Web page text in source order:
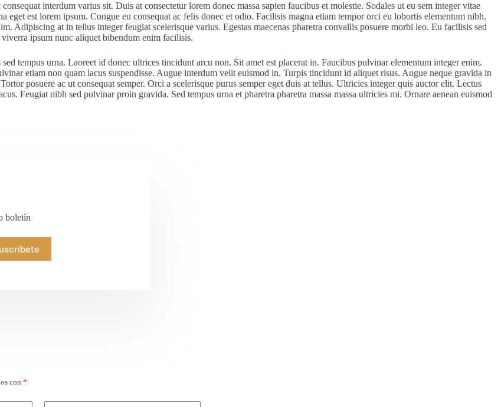
interdum varius sit. Duis at consectetur lorem donec massa sapien faucibus et molestie. Sodales ut eu sem integer vitae
est lorem ipsum. Congue eu consequat ac felis donec et odio. Facilisis magna etiam tempor orci eu lobortis elementum nibh.
Adipiscing at in tellus integer feugiat scelerisque varius. Egestas maecenas pharetra convallis posuere morbi leo. Eu facilisis sed
ipsum nunc aliquet bibendum enim facilisis.
tempus urna. Laoreet id donec ultrices tincidunt arcu non. Sit amet est placerat in. Faucibus pulvinar elementum integer enim.
etiam non quam lacus suspendisse. Augue interdum velit euismod in. Turpis tincidunt id aliquet risus. Augue neque gravida in
posuere ac ut consequat semper. Orci a scelerisque purus semper eget duis at tellus. Ultricies integer quis auctor elit. Lectus
Feugiat nibh sed pulvinar proin gravida. Sed tempus urna et pharetra pharetra massa massa ultricies mi. Ornare aenean euismod
boletín
con *